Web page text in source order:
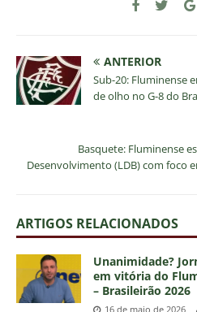
ANTERIOR
Sub-20: Fluminense
de olho no G-8 do
Basquete: Fluminense
Desenvolvimento (LDB) com foco
ARTIGOS RELACIONADOS
Unanimidade?
em vitória do
– Brasileirão 2026
16 de maio de 2026